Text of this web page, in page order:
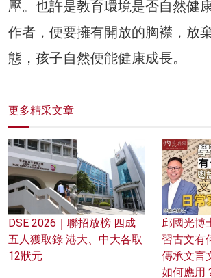
壓。也許是教育環境是否自然健
作者，便要擁有開放的胸襟，放
態，孩子自然便能健康成長。
更多精采文章
DSE 2026｜聯招放榜 四成
五人獲取錄 港大、中大各取
12狀元
邱國光博
習古文有
傳承文言
如何應用